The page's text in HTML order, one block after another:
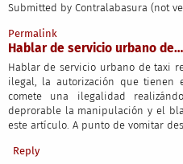
Submitted by Contralabasura (not
Permalink
Hablar de servicio urbano de…
Hablar de servicio urbano de taxi
ilegal, la autorización que tienen
comete una ilegalidad
deprorable la manipulación y el
este artículo. A punto de vomitar
Reply